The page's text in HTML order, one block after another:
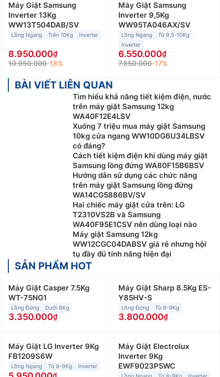
Máy Giặt Samsung
Inverter 13Kg
WW13T504DAB/SV
Lồng Ngang Trên 10Kg Inverter
8.950.000
10.950.000-18%
Máy Giặt Samsung
Inverter 9,5Kg
WW95TA046AX/SV
Lồng Ngang
Từ 9,5-10Kg
Inverter
6.550.000
7.850.000-17%
BÀI VIẾT LIÊN QUAN
Tìm hiểu khả năng tiết kiệm điện, nước
trên máy giặt Samsung 12kg
WA40F12E4LSV
Xuống 7 triệu mua máy giặt Samsung
10kg cửa ngang WW10DG6U34LBSV
có đáng?
Cách tiết kiệm điện khi dùng máy giặt
Samsung lồng đứng WA80F15B6BSV
Hướng dẫn sử dụng các chức năng
trên máy giặt Samsung lồng đứng
WA14CG5886BV/SV
Hai chiếc máy giặt cửa trên: LG
T2310VS2B và Samsung
WA40F95E1CSV nên dùng loại nào
Máy giặt Samsung 12kg
WW12CGC04DABSV giá rẻ nhưng hội
tụ đầy đủ tính năng hiện đại
SẢN PHẨM HOT
Máy Giặt Casper 7.5Kg
WT-75NG1
Lồng Đứng Dưới 8Kg
3.350.000
Máy Giặt Sharp 8.5Kg ES-
Y85HV-S
Lồng Đứng Từ 8-9Kg
3.800.000
Máy Giặt LG Inverter 9Kg
FB1209S6W
Lồng Ngang Từ 8-9Kg Inverter
Máy Giặt Electrolux
Inverter 9Kg
EWF9023P5WC